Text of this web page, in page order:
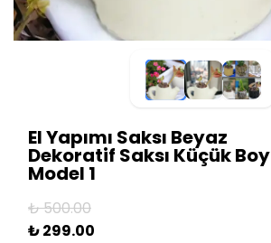
El Yapımı Saksı Beyaz
Dekoratif Saksı Küçük Boy
Model 1
₺ 500.00
₺ 299.00